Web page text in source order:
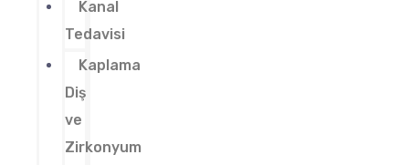
Kanal
Tedavisi
Kaplama
Diş
ve
Zirkonyum